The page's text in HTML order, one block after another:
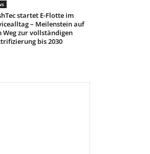
startet E-Flotte im
– Meilenstein auf
Weg zur vollständigen
bis 2030